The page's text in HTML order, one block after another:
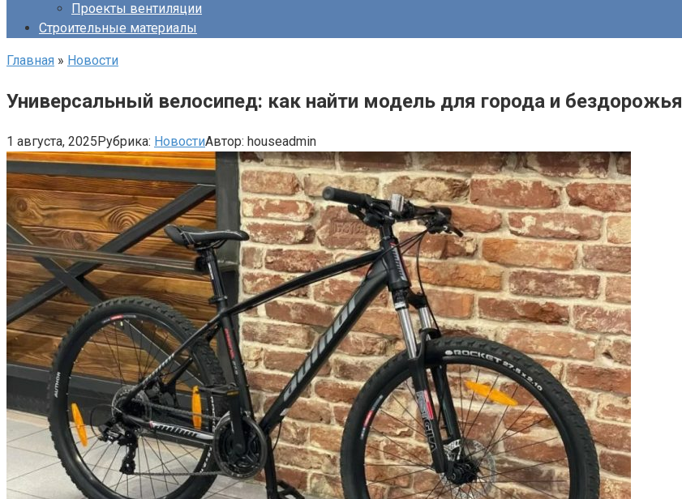
Проекты вентиляции
Строительные материалы
Главная » Новости
Универсальный велосипед: как найти модель для города и бездорожья
1 августа, 2025Рубрика: НовостиАвтор: houseadmin